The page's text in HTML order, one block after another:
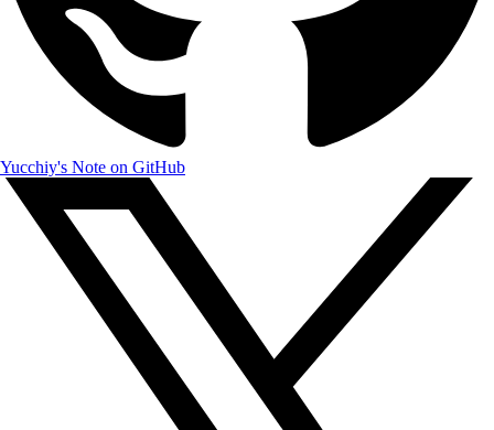
Yucchiy's Note on GitHub